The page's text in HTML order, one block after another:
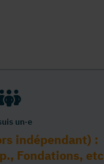
un·e
indépendant) :
Fondations, etc